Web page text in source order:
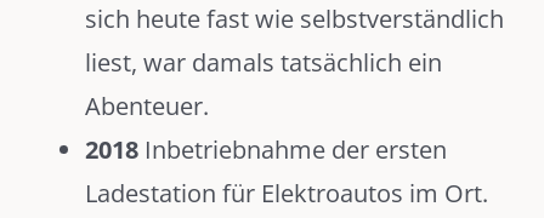
sich heute fast wie selbstverständlich
liest, war damals tatsächlich ein
Abenteuer.
2018 Inbetriebnahme der ersten
Ladestation für Elektroautos im Ort.